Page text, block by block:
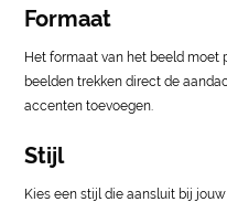
Formaat
Het formaat van het beeld moet
beelden trekken direct de
accenten toevoegen.
Stijl
Kies een stijl die aansluit bij